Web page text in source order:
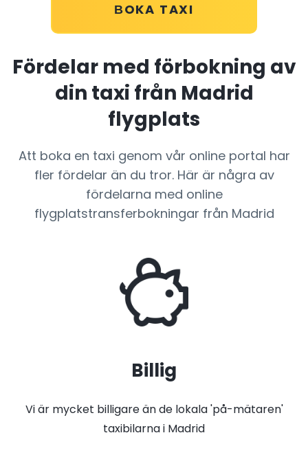
ВOKA TAXI
Fördelar med förbokning av
din taxi från Madrid
flygplats
Att boka en taxi genom vår online portal har
fler fördelar än du tror. Här är några av
fördelarna med online
flygplatstransferbokningar från Madrid
Billig
Vi är mycket billigare än de lokala 'på-mätaren'
taxibilarna i Madrid